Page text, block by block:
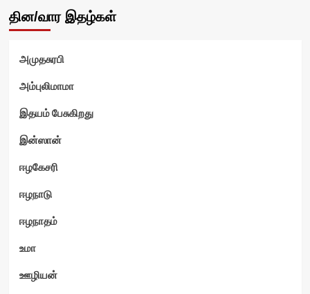
தின/வார இதழ்கள்
அமுதசுரபி
அம்புலிமாமா
இதயம் பேசுகிறது
இன்ஸான்
ஈழகேசரி
ஈழநாடு
ஈழநாதம்
உமா
ஊழியன்